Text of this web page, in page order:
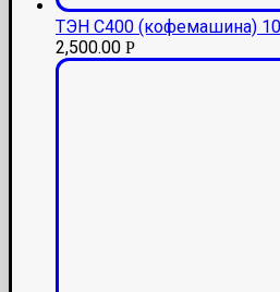
ТЭН С400 (кофемашина)
2,500.00 Р